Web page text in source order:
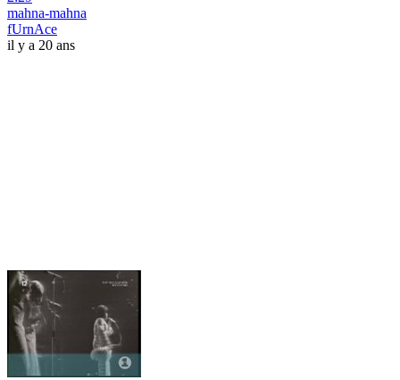
mahna-mahna
fUrnAce
il y a 20 ans